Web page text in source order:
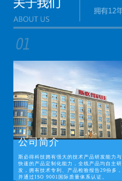
公司简介
斯必得科技拥有强大的技术产品研发能力与
快速的产品定制化能力，全线产品均自主研
发，拥有技术专利、产品检验报告29份多，
并通过ISO 9001国际质量体系认证。